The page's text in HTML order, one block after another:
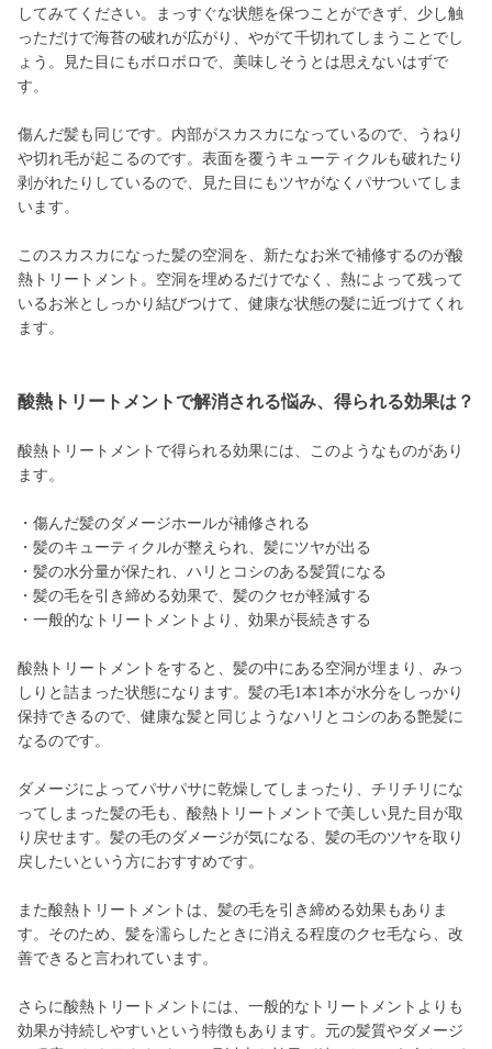
してみてください。まっすぐな状態を保つことができず、少し触
っただけで海苔の破れが広がり、やがて千切れてしまうことでし
ょう。見た目にもボロボロで、美味しそうとは思えないはずで
す。
傷んだ髪も同じです。内部がスカスカになっているので、うねり
や切れ毛が起こるのです。表面を覆うキューティクルも破れたり
剥がれたりしているので、見た目にもツヤがなくパサついてしま
います。
このスカスカになった髪の空洞を、新たなお米で補修するのが酸
熱トリートメント。空洞を埋めるだけでなく、熱によって残って
いるお米としっかり結びつけて、健康な状態の髪に近づけてくれ
ます。
酸熱トリートメントで解消される悩み、得られる効果は？
酸熱トリートメントで得られる効果には、このようなものがあり
ます。
・傷んだ髪のダメージホールが補修される
・髪のキューティクルが整えられ、髪にツヤが出る
・髪の水分量が保たれ、ハリとコシのある髪質になる
・髪の毛を引き締める効果で、髪のクセが軽減する
・一般的なトリートメントより、効果が長続きする
酸熱トリートメントをすると、髪の中にある空洞が埋まり、みっ
しりと詰まった状態になります。髪の毛1本1本が水分をしっかり
保持できるので、健康な髪と同じようなハリとコシのある艶髪に
なるのです。
ダメージによってパサパサに乾燥してしまったり、チリチリにな
ってしまった髪の毛も、酸熱トリートメントで美しい見た目が取
り戻せます。髪の毛のダメージが気になる、髪の毛のツヤを取り
戻したいという方におすすめです。
また酸熱トリートメントは、髪の毛を引き締める効果もありま
す。そのため、髪を濡らしたときに消える程度のクセ毛なら、改
善できると言われています。
さらに酸熱トリートメントには、一般的なトリートメントよりも
効果が持続しやすいという特徴もあります。元の髪質やダメージ